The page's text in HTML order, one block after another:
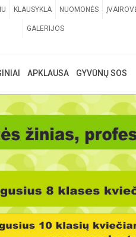
KLAUSYKLA NUOMONĖS
GALERIJOS
APKLAUSA GYVŪNŲ SOS